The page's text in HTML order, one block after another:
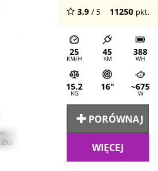
3.9 / 5 11250 pkt.
25
KM/H
45
KM
388
WH
15.2
KG
16" ~675
W
PORÓWNAJ
WIĘCEJ